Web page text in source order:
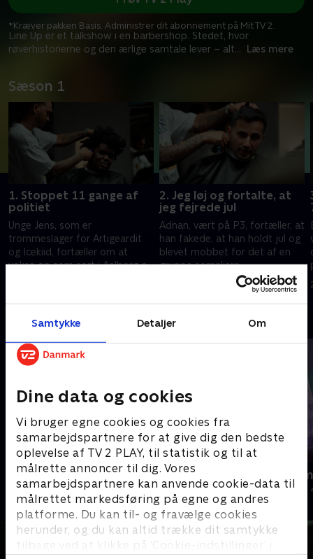
Samtykke Detaljer Om
Dine data og cookies
Vi bruger egne cookies og cookies fra
samarbejdspartnere for at give dig den bedste
oplevelse af TV 2 PLAY, til statistik og til at
målrette annoncer til dig. Vores
samarbejdspartnere kan anvende cookie-data til
målrettet markedsføring på egne og andres
platforme. Du kan til- og fravælge cookies
herunder, og du kan altid trække dit samtykke
tilbage ved at klikke på ’Cookie-indstillinger’ i
Line Up er et talkshow i en barbershop. Stedet, hvor
røverhistorierne og den ærlige samtale lever – alt... Læs mere
*Kræver pakken Basis. Administrer dit abonnement på Mit TV 2.
Sæson 1
1. Stoppet 11 gange af
politiet
Unge Jens, som er
trommeslager for Artigeardit
og Icekiid, fortæller om at
vokse op som sort i Aalborg og
2. Jeg løj og fortalte, at
jeg fejrede jul
Adnan, vært på P3, fortæller, at
han fakede, at han holdt jul og
blevet mobbet for det af en
gruppe somaliere. .
28. august 2024 • 13 min
Andre så også
Jul på slottet - Warwick
2020 • Livsstil • 46 min
Julelys for
2022 • Livsstil •